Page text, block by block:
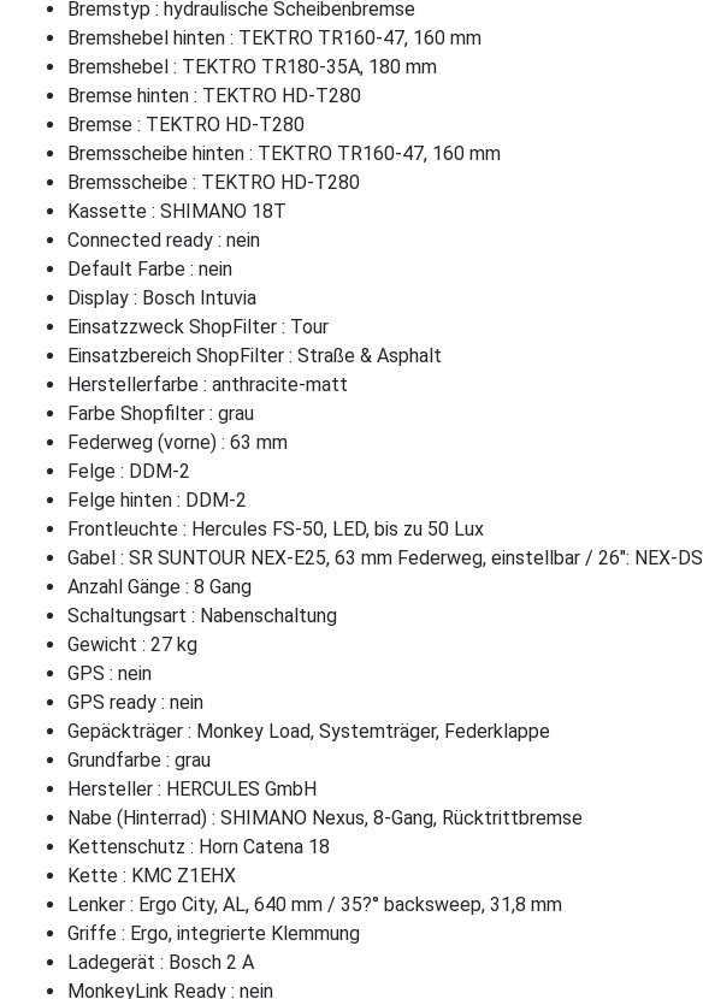
Bremstyp : hydraulische Scheibenbremse
Bremshebel hinten : TEKTRO TR160-47, 160 mm
Bremshebel : TEKTRO TR180-35A, 180 mm
Bremse hinten : TEKTRO HD-T280
Bremse : TEKTRO HD-T280
Bremsscheibe hinten : TEKTRO TR160-47, 160 mm
Bremsscheibe : TEKTRO HD-T280
Kassette : SHIMANO 18T
Connected ready : nein
Default Farbe : nein
Display : Bosch Intuvia
Einsatzzweck ShopFilter : Tour
Einsatzbereich ShopFilter : Straße & Asphalt
Herstellerfarbe : anthracite-matt
Farbe Shopfilter : grau
Federweg (vorne) : 63 mm
Felge : DDM-2
Felge hinten : DDM-2
Frontleuchte : Hercules FS-50, LED, bis zu 50 Lux
Gabel : SR SUNTOUR NEX-E25, 63 mm Federweg, einstellbar / 26": NEX-DS
Anzahl Gänge : 8 Gang
Schaltungsart : Nabenschaltung
Gewicht : 27 kg
GPS : nein
GPS ready : nein
Gepäckträger : Monkey Load, Systemträger, Federklappe
Grundfarbe : grau
Hersteller : HERCULES GmbH
Nabe (Hinterrad) : SHIMANO Nexus, 8-Gang, Rücktrittbremse
Kettenschutz : Horn Catena 18
Kette : KMC Z1EHX
Lenker : Ergo City, AL, 640 mm / 35?° backsweep, 31,8 mm
Griffe : Ergo, integrierte Klemmung
Ladegerät : Bosch 2 A
MonkeyLink Ready : nein